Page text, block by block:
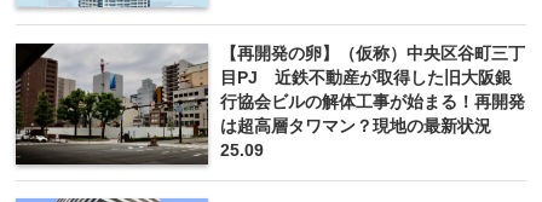
【再開発の卵】（仮称）中央区谷町三丁
目PJ 近鉄不動産が取得した旧大阪銀
行協会ビルの解体工事が始まる！再開発
は超高層タワマン？現地の最新状況
25.09